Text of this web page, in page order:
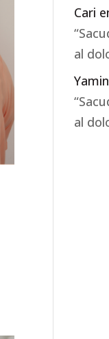
Cari
al
al